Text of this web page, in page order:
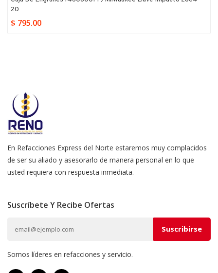
20
$ 795.00
En Refacciones Express del Norte estaremos muy complacidos
de ser su aliado y asesorarlo de manera personal en lo que
usted requiera con respuesta inmediata.
Suscríbete Y Recibe Ofertas
Somos líderes en refacciones y servicio.